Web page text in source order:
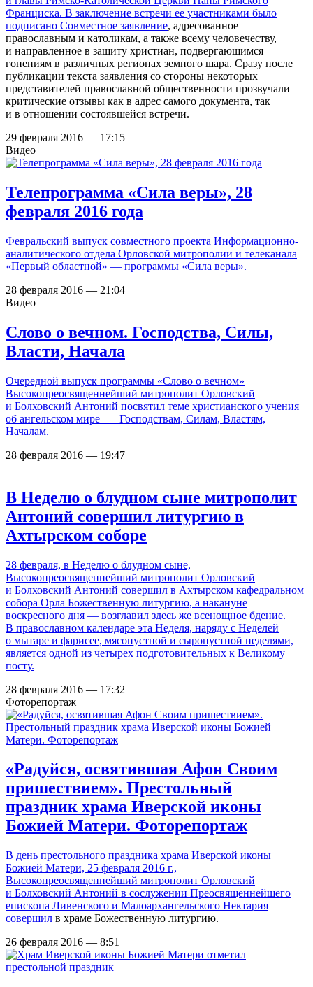
Франциска. В заключение встречи ее участниками было
подписано Совместное заявление, адресованное
православным и католикам, а также всему человечеству,
и направленное в защиту христиан, подвергающимся
гонениям в различных регионах земного шара. Сразу после
публикации текста заявления со стороны некоторых
представителей православной общественности прозвучали
критические отзывы как в адрес самого документа, так
и в отношении состоявшейся встречи.
29 февраля 2016 — 17:15
Видео
Телепрограмма «Сила веры», 28
февраля 2016 года
Февральский выпуск совместного проекта Информационно-
аналитического отдела Орловской митрополии и телеканала
«Первый областной» — программы «Сила веры».
28 февраля 2016 — 21:04
Видео
Слово о вечном. Господства, Силы,
Власти, Начала
Очередной выпуск программы «Слово о вечном»
Высокопреосвященнейший митрополит Орловский
и Болховский Антоний посвятил теме христианского учения
об ангельском мире — Господствам, Силам, Властям,
Началам.
28 февраля 2016 — 19:47
В Неделю о блудном сыне митрополит
Антоний совершил литургию в
Ахтырском соборе
28 февраля, в Неделю о блудном сыне,
Высокопреосвященнейший митрополит Орловский
и Болховский Антоний совершил в Ахтырском кафедральном
собора Орла Божественную литургию, а накануне
воскресного дня — возглавил здесь же всенощное бдение.
В православном календаре эта Неделя, наряду с Неделей
о мытаре и фарисее, мясопустной и сыропустной неделями,
является одной из четырех подготовительных к Великому
посту.
28 февраля 2016 — 17:32
Фоторепортаж
«Радуйся, освятившая Афон Своим
пришествием». Престольный
праздник храма Иверской иконы
Божией Матери. Фоторепортаж
В день престольного праздника храма Иверской иконы
Божией Матери, 25 февраля 2016 г.,
Высокопреосвященнейший митрополит Орловский
и Болховский Антоний в сослужении Преосвященнейшего
епископа Ливенского и Малоархангельского Нектария
совершил в храме Божественную литургию.
26 февраля 2016 — 8:51